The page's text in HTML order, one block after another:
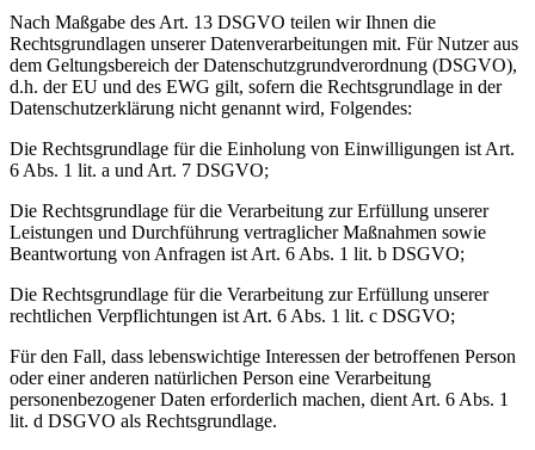
Nach Maßgabe des Art. 13 DSGVO teilen wir Ihnen die
Rechtsgrundlagen unserer Datenverarbeitungen mit. Für Nutzer aus
dem Geltungsbereich der Datenschutzgrundverordnung (DSGVO),
d.h. der EU und des EWG gilt, sofern die Rechtsgrundlage in der
Datenschutzerklärung nicht genannt wird, Folgendes:
Die Rechtsgrundlage für die Einholung von Einwilligungen ist Art.
6 Abs. 1 lit. a und Art. 7 DSGVO;
Die Rechtsgrundlage für die Verarbeitung zur Erfüllung unserer
Leistungen und Durchführung vertraglicher Maßnahmen sowie
Beantwortung von Anfragen ist Art. 6 Abs. 1 lit. b DSGVO;
Die Rechtsgrundlage für die Verarbeitung zur Erfüllung unserer
rechtlichen Verpflichtungen ist Art. 6 Abs. 1 lit. c DSGVO;
Für den Fall, dass lebenswichtige Interessen der betroffenen Person
oder einer anderen natürlichen Person eine Verarbeitung
personenbezogener Daten erforderlich machen, dient Art. 6 Abs. 1
lit. d DSGVO als Rechtsgrundlage.